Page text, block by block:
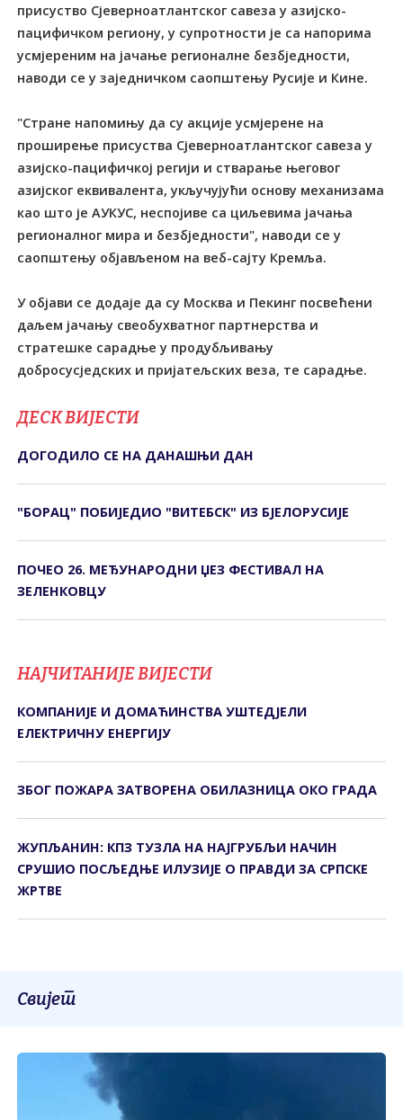
присуство Сјеверноатлантског савеза у азијско-
пацифичком региону, у супротности је са напорима
усмјереним на јачање регионалне безбједности,
наводи се у заједничком саопштењу Русије и Кине.
"Стране напомињу да су акције усмјерене на
проширење присуства Сјеверноатлантског савеза у
азијско-пацифичкој регији и стварање његовог
азијског еквивалента, укључујући основу механизама
као што је АУКУС, неспојиве са циљевима јачања
регионалног мира и безбједности", наводи се у
саопштењу објављеном на веб-сајту Кремља.
У објави се додаје да су Москва и Пекинг посвећени
даљем јачању свеобухватног партнерства и
стратешке сарадње у продубљивању
добросусједских и пријатељских веза, те сарадње.
ДЕСК ВИЈЕСТИ
ДОГОДИЛО СЕ НА ДАНАШЊИ ДАН
"БОРАЦ" ПОБИЈЕДИО "ВИТЕБСК" ИЗ БЈЕЛОРУСИЈЕ
ПОЧЕО 26. МЕЂУНАРОДНИ ЏЕЗ ФЕСТИВАЛ НА
ЗЕЛЕНКОВЦУ
НАЈЧИТАНИЈЕ ВИЈЕСТИ
КОМПАНИЈЕ И ДОМАЋИНСТВА УШТЕДЈЕЛИ
ЕЛЕКТРИЧНУ ЕНЕРГИЈУ
ЗБОГ ПОЖАРА ЗАТВОРЕНА ОБИЛАЗНИЦА ОКО ГРАДА
ЖУПЉАНИН: КПЗ ТУЗЛА НА НАЈГРУБЉИ НАЧИН
СРУШИО ПОСЉЕДЊЕ ИЛУЗИЈЕ О ПРАВДИ ЗА СРПСКЕ
ЖРТВЕ
Свијет